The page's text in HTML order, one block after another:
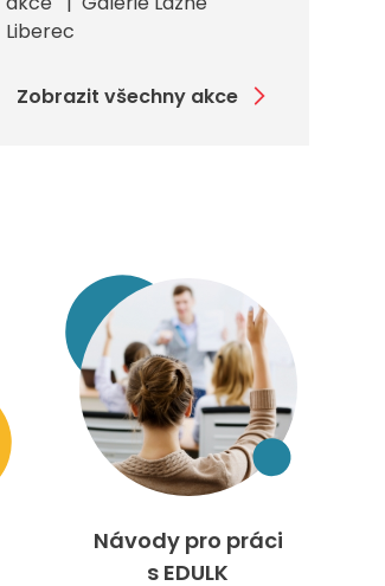
Liberec
Zobrazit všechny akce
Návody pro práci
s EDULK